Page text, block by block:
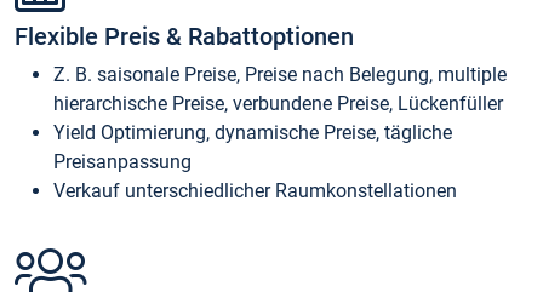
Flexible Preis & Rabattoptionen
Z. B. saisonale Preise, Preise nach Belegung, multiple
hierarchische Preise, verbundene Preise, Lückenfüller
Yield Optimierung, dynamische Preise, tägliche
Preisanpassung
Verkauf unterschiedlicher Raumkonstellationen